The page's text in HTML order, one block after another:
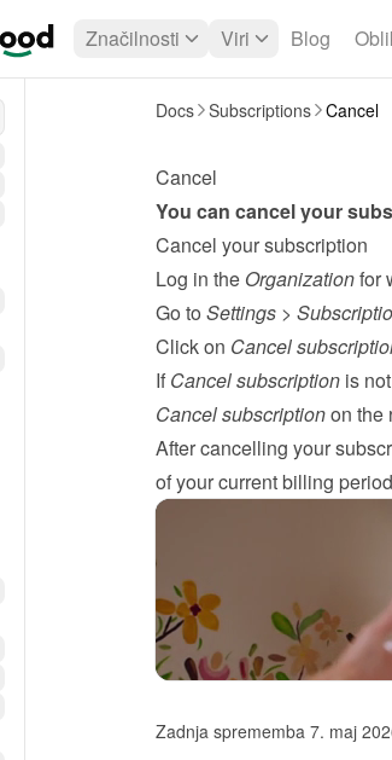
Značilnosti Viri Blog
Docs Subscriptions Cancel
Cancel
You can cancel your
Cancel your subscription
Log in the Organization for
Go to Settings >
Click on Cancel
If Cancel subscription is
Cancel subscription on the
After cancelling your
of your current billing
Zadnja sprememba 7. maj